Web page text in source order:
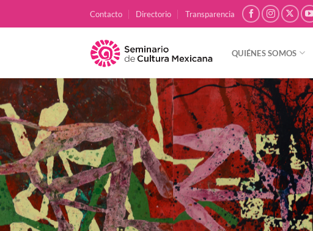
Contacto Directorio Transparencia
QUIÉNES SOMOS